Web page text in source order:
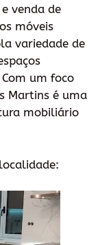
venda de
móveis
variedade de
um foco
Martins é uma
mobiliário